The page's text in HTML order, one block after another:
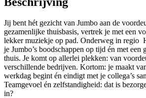
Jij bent hét gezicht van Jumbo aan de
gezamenlijke thuisbasis, vertrek je met een
lekker muziekje op pad. Onderweg in regio
je Jumbo’s boodschappen op tijd én met
thuis. Je komt op allerlei plekken: van
verschillende bedrijven. Kortom: je maakt
werkdag begint én eindigt met je collega’s
Teamgevoel én zelfstandigheid: dat is
in?